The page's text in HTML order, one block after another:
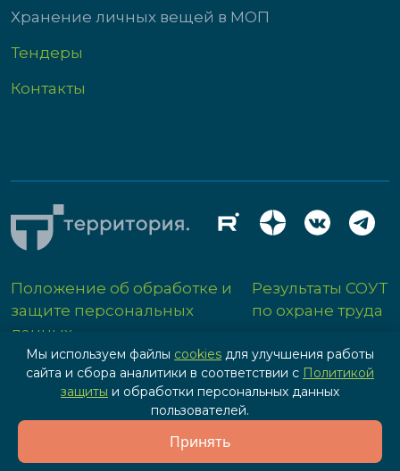
Хранение личных вещей в МОП
Тендеры
Контакты
Положение об обработке и
защите персональных
данных
Результаты СОУТ
по охране труда
Разработка сайта - IPG
Мы используем файлы cookies для улучшения работы
сайта и сбора аналитики в соответствии с Политикой
защиты и обработки персональных данных
пользователей.
Принять